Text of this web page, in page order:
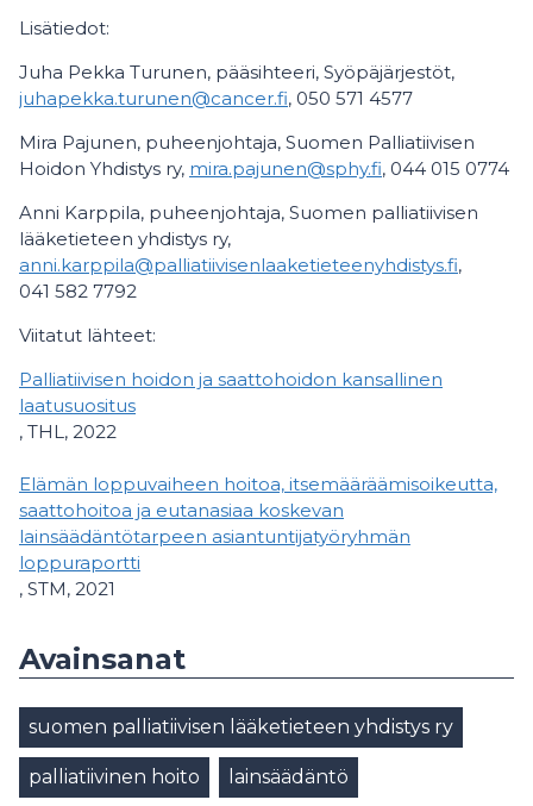
Lisätiedot:
Juha Pekka Turunen, pääsihteeri, Syöpäjärjestöt,
juhapekka.turunen@cancer.fi, 050 571 4577
Mira Pajunen, puheenjohtaja, Suomen Palliatiivisen
Hoidon Yhdistys ry, mira.pajunen@sphy.fi, 044 015 0774
Anni Karppila, puheenjohtaja, Suomen palliatiivisen
lääketieteen yhdistys ry,
anni.karppila@palliatiivisenlaaketieteenyhdistys.fi,
041 582 7792
Viitatut lähteet:
Palliatiivisen hoidon ja saattohoidon kansallinen
laatusuositus
, THL, 2022
Elämän loppuvaiheen hoitoa, itsemääräämisoikeutta,
saattohoitoa ja eutanasiaa koskevan
lainsäädäntötarpeen asiantuntijatyöryhmän
loppuraportti
, STM, 2021
Avainsanat
suomen palliatiivisen lääketieteen yhdistys ry
palliatiivinen hoito lainsäädäntö